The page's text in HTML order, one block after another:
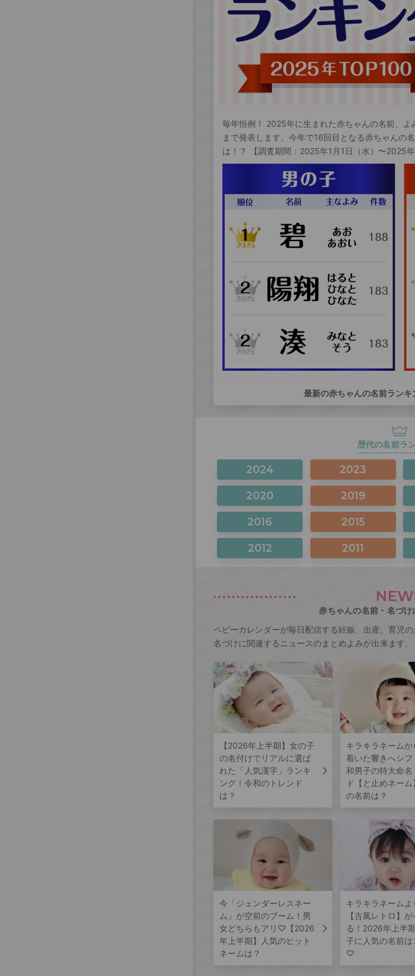
毎年恒例！ 2025年に生まれた赤ちゃんの名前、
まで発表します。今年で16回目となる赤ちゃんの
は！？ 【調査期間：2025年1月1日（水）〜2025年
最新の赤ちゃんの名前ランキ
歴代の名前ラ
2024 2023
2020 2019
2016 2015
2012 2011
赤ちゃんの名前・名づけ
ベビーカレンダーが毎日配信する妊娠、出産、育児
名づけに関連するニュースのまとめよみが出来ます。
【2026年上半期】女の子
の名付けでリアルに選ば
れた「人気漢字」ランキ
ング！令和のトレンド
は？
キラキラネームか
着いた響きへシフ
和男子の特大命名
ド【と止めネー
の名前は？
今「ジェンダーレスネー
ム」が空前のブーム！男
女どちらもアリ♡【2026
年上半期】人気のヒット
ネームは？
キラキラネームよ
【古風レトロ】が
る！2026年上半
子に人気の名前は
♡